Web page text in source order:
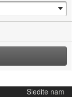
Sledite nam